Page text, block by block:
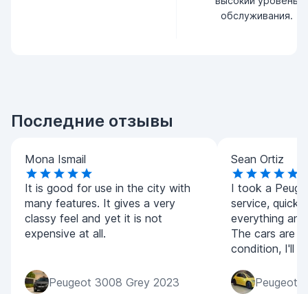
обслуживания.
Последние отзывы
Mona Ismail
It is good for use in the city with
many features. It gives a very
classy feel and yet it is not
expensive at all.
Peugeot 3008 Grey 2023
Sean Ortiz
I took a
service,
everything
The cars are
condition, I'll
Peugeot